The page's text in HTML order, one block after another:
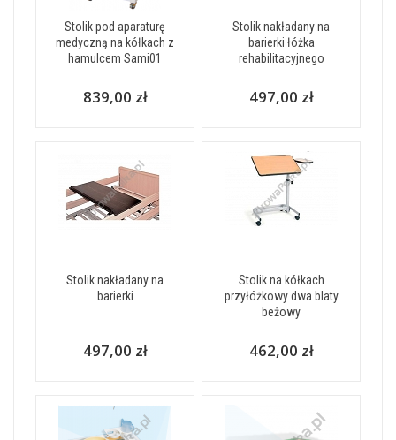
Stolik pod aparaturę
medyczną na kółkach z
hamulcem Sami01
839,00 zł
Stolik nakładany na
barierki łóżka
rehabilitacyjnego
497,00 zł
Stolik nakładany na
barierki
497,00 zł
Stolik na kółkach
przyłóżkowy dwa blaty
beżowy
462,00 zł